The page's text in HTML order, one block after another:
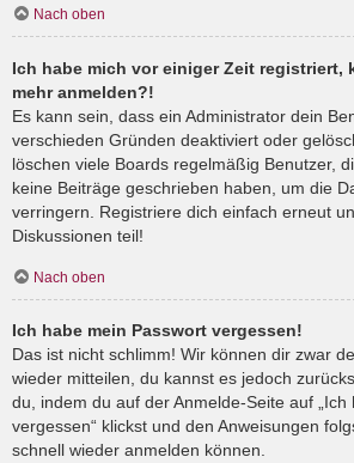
Nach oben
Ich habe mich vor einiger Zeit registriert,
mehr anmelden?!
Es kann sein, dass ein Administrator dein
verschieden Gründen deaktiviert oder
löschen viele Boards regelmäßig Benutzer,
keine Beiträge geschrieben haben, um die
verringern. Registriere dich einfach erneut
Diskussionen teil!
Nach oben
Ich habe mein Passwort vergessen!
Das ist nicht schlimm! Wir können dir zwar
wieder mitteilen, du kannst es jedoch
du, indem du auf der Anmelde-Seite auf
vergessen“ klickst und den Anweisungen
schnell wieder anmelden können.